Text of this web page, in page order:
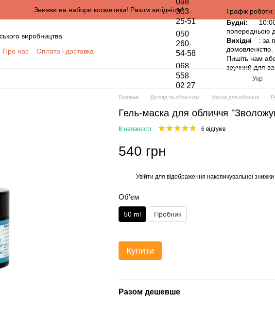
Знижки на набори косметики! Разом вигідніше!
виробництва
Про нас
Оплата і доставка
098
303-
25-51
050
260-
54-58
068
558
02 27
Графік роботи:
Будні:
попередньою
Вихідні
: за
домовленістю.
Пишіть нам
зручний для
Укр
Головна Догляд за обличчям Маска для обличчя
Гель-маска для обличчя
В наявності 6 відгуків
540 грн
Увійти для відображення накопичувальної знижки
Об'єм
50 ml Пробник
Купити
Разом дешевше